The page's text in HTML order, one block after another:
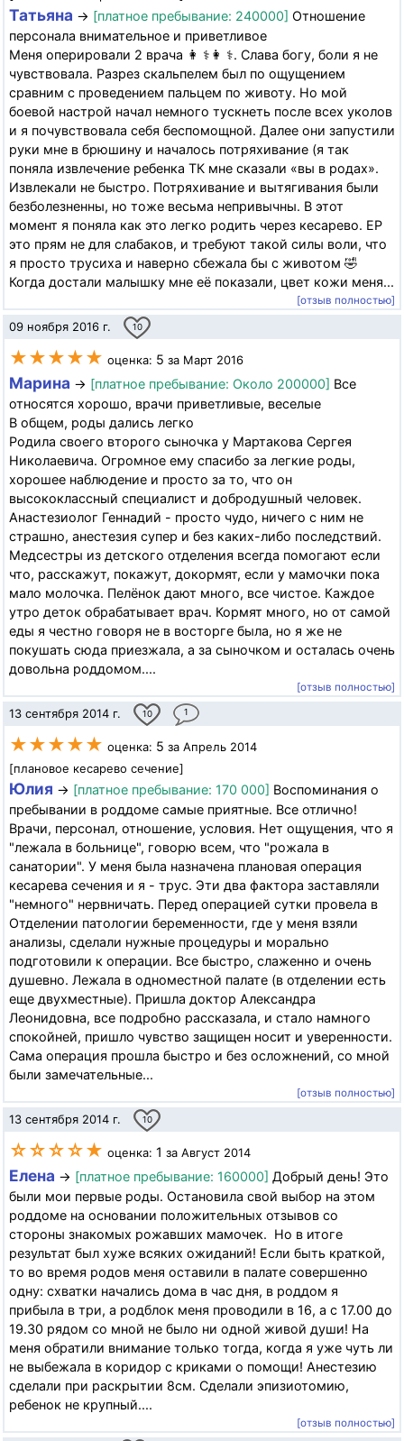
Татьяна → [платное пребывание: 240000] Отношение
персонала внимательное и приветливое
Меня оперировали 2 врача 👩 ⚕️👩 ⚕️. Слава богу, боли я не
чувствовала. Разрез скальпелем был по ощущением
сравним с проведением пальцем по животу. Но мой
боевой настрой начал немного тускнеть после всех уколов
и я почувствовала себя беспомощной. Далее они запустили
руки мне в брюшину и началось потряхивание (я так
поняла извлечение ребенка ТК мне сказали «вы в родах».
Извлекали не быстро. Потряхивание и вытягивания были
безболезненны, но тоже весьма непривычны. В этот
момент я поняла как это легко родить через кесарево. ЕР
это прям не для слабаков, и требуют такой силы воли, что
я просто трусиха и наверно сбежала бы с животом 🤣
Когда достали малышку мне её показали, цвет кожи меня...
[отзыв полностью]
09 ноября 2016 г. 10
★★★★★ оценка: 5 за Март 2016
Марина → [платное пребывание: Около 200000] Все
относятся хорошо, врачи приветливые, веселые
В общем, роды дались легко
Родила своего второго сыночка у Мартакова Сергея
Николаевича. Огромное ему спасибо за легкие роды,
хорошее наблюдение и просто за то, что он
высококлассный специалист и добродушный человек.
Анастезиолог Геннадий - просто чудо, ничего с ним не
страшно, анестезия супер и без каких-либо последствий.
Медсестры из детского отделения всегда помогают если
что, расскажут, покажут, докормят, если у мамочки пока
мало молочка. Пелёнок дают много, все чистое. Каждое
утро деток обрабатывает врач. Кормят много, но от самой
еды я честно говоря не в восторге была, но я же не
покушать сюда приезжала, а за сыночком и осталась очень
довольна роддомом....
[отзыв полностью]
13 сентября 2014 г. 10 1
★★★★★ оценка: 5 за Апрель 2014
[плановое кесарево сечение]
Юлия → [платное пребывание: 170 000] Воспоминания о
пребывании в роддоме самые приятные. Все отлично!
Врачи, персонал, отношение, условия. Нет ощущения, что я
"лежала в больнице", говорю всем, что "рожала в
санатории". У меня была назначена плановая операция
кесарева сечения и я - трус. Эти два фактора заставляли
"немного" нервничать. Перед операцией сутки провела в
Отделении патологии беременности, где у меня взяли
анализы, сделали нужные процедуры и морально
подготовили к операции. Все быстро, слаженно и очень
душевно. Лежала в одноместной палате (в отделении есть
еще двухместные). Пришла доктор Александра
Леонидовна, все подробно рассказала, и стало намного
спокойней, пришло чувство защищен носит и уверенности.
Сама операция прошла быстро и без осложнений, со мной
были замечательные...
[отзыв полностью]
13 сентября 2014 г. 10
☆☆☆☆★ оценка: 1 за Август 2014
Елена → [платное пребывание: 160000] Добрый день! Это
были мои первые роды. Остановила свой выбор на этом
роддоме на основании положительных отзывов со
стороны знакомых рожавших мамочек. Но в итоге
результат был хуже всяких ожиданий! Если быть краткой,
то во время родов меня оставили в палате совершенно
одну: схватки начались дома в час дня, в роддом я
прибыла в три, а родблок меня проводили в 16, а с 17.00 до
19.30 рядом со мной не было ни одной живой души! На
меня обратили внимание только тогда, когда я уже чуть ли
не выбежала в коридор с криками о помощи! Анестезию
сделали при раскрытии 8см. Сделали эпизиотомию,
ребенок не крупный....
[отзыв полностью]